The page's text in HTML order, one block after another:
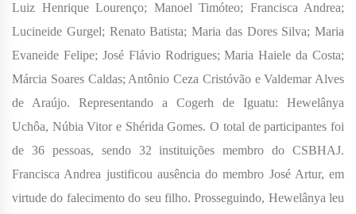
Luiz Henrique Lourenço; Manoel Timóteo; Francisca Andrea;
Lucineide Gurgel; Renato Batista; Maria das Dores Silva; Maria
Evaneide Felipe; José Flávio Rodrigues; Maria Haiele da Costa;
Márcia Soares Caldas; Antônio Ceza Cristóvão e Valdemar Alves
de Araújo. Representando a Cogerh de Iguatu: Hewelânya
Uchôa, Núbia Vitor e Shérida Gomes. O total de participantes foi
de 36 pessoas, sendo 32 instituições membro do CSBHAJ.
Francisca Andrea justificou ausência do membro José Artur, em
virtude do falecimento do seu filho. Prosseguindo, Hewelânya leu